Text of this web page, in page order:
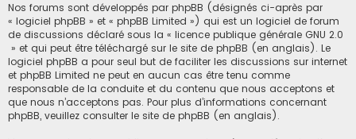
Nos forums sont développés par phpBB (désignés ci-après par
« logiciel phpBB » et « phpBB Limited ») qui est un logiciel de forum
de discussions déclaré sous la « licence publique générale GNU 2.0
» et qui peut être téléchargé sur le site de phpBB (en anglais). Le
logiciel phpBB a pour seul but de faciliter les discussions sur internet
et phpBB Limited ne peut en aucun cas être tenu comme
responsable de la conduite et du contenu que nous acceptons et
que nous n’acceptons pas. Pour plus d’informations concernant
phpBB, veuillez consulter le site de phpBB (en anglais).